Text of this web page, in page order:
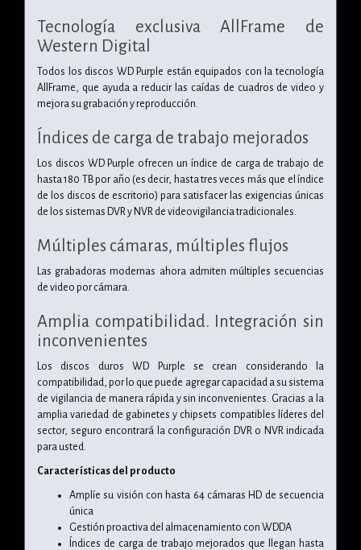
Tecnología exclusiva AllFrame de
Western Digital
Todos los discos WD Purple están equipados con la tecnología
AllFrame, que ayuda a reducir las caídas de cuadros de video y
mejora su grabación y reproducción.
Índices de carga de trabajo mejorados
Los discos WD Purple ofrecen un índice de carga de trabajo de
hasta 180 TB por año (es decir, hasta tres veces más que el índice
de los discos de escritorio) para satisfacer las exigencias únicas
de los sistemas DVR y NVR de videovigilancia tradicionales.
Múltiples cámaras, múltiples flujos
Las grabadoras modernas ahora admiten múltiples secuencias
de video por cámara.
Amplia compatibilidad. Integración sin
inconvenientes
Los discos duros WD Purple se crean considerando la
compatibilidad, por lo que puede agregar capacidad a su sistema
de vigilancia de manera rápida y sin inconvenientes. Gracias a la
amplia variedad de gabinetes y chipsets compatibles líderes del
sector, seguro encontrará la configuración DVR o NVR indicada
para usted.
Características del producto
Amplíe su visión con hasta 64 cámaras HD de secuencia
única
Gestión proactiva del almacenamiento con WDDA
Índices de carga de trabajo mejorados que llegan hasta